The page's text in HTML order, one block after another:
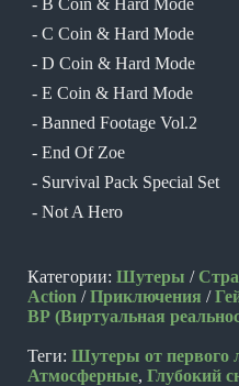
- C Coin & Hard Mode
- D Coin & Hard Mode
- E Coin & Hard Mode
- Banned Footage Vol.2
- End Of Zoe
- Survival Pack Special Set
- Not A Hero
Категории: Шутеры /
Action /Приключения /
ВР (Виртуальная
Теги: Шутеры от первого
Атмосферные, Глубокий